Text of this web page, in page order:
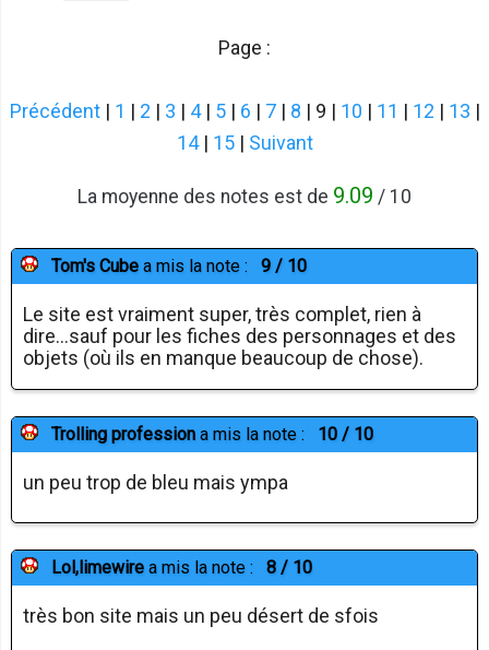
Page :
Précédent| 1 | 2 | 3 | 4| 5| 6 | 7| 8 | 9 | 10 | 11 | 12 | 13 |
14| 15| Suivant
La moyenne des notes est de 9.09 / 10
Tom's Cube a mis la note : 9 / 10
Le site est vraiment super, très complet, rien à
dire...sauf pour les fiches des personnages et des
objets (où ils en manque beaucoup de chose).
Trolling profession a mis la note : 10 / 10
un peu trop de bleu mais ympa
Lol,limewire a mis la note : 8 / 10
très bon site mais un peu désert de sfois